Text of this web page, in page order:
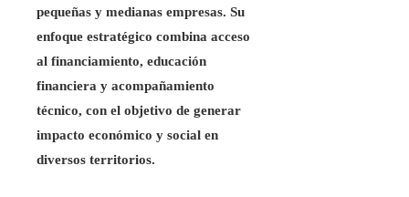
pequeñas y medianas empresas. Su
enfoque estratégico combina acceso
al financiamiento, educación
financiera y acompañamiento
técnico, con el objetivo de generar
impacto económico y social en
diversos territorios.